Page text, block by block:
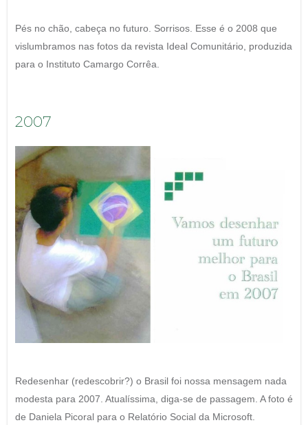
Pés no chão, cabeça no futuro. Sorrisos. Esse é o 2008 que
vislumbramos nas fotos da revista Ideal Comunitário, produzida
para o Instituto Camargo Corrêa.
2007
Redesenhar (redescobrir?) o Brasil foi nossa mensagem nada
modesta para 2007. Atualíssima, diga-se de passagem. A foto é
de Daniela Picoral para o Relatório Social da Microsoft.